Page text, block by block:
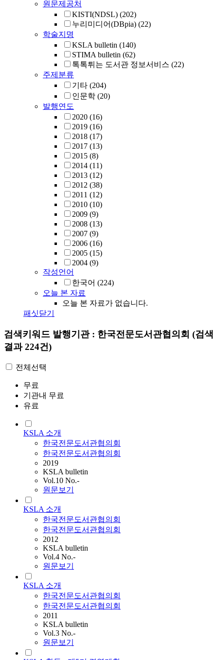
원문제공처
KISTI(NDSL) (202)
누리미디어(DBpia) (22)
학술지명
KSLA bulletin (140)
STIMA bulletin (62)
톡톡튀는 도서관 정보서비스 (22)
주제분류
기타 (204)
인문학 (20)
발행연도
2020 (16)
2019 (16)
2018 (17)
2017 (13)
2015 (8)
2014 (11)
2013 (12)
2012 (38)
2011 (12)
2010 (10)
2009 (9)
2008 (13)
2007 (9)
2006 (16)
2005 (15)
2004 (9)
작성언어
한국어 (224)
오늘 본 자료
오늘 본 자료가 없습니다.
패싯닫기
검색키워드 발행기관 : 한국전문도서관협의회 (검색
결과 224건)
전체선택
무료
기관내 무료
유료
KSLA 소개
한국전문도서관협의회
한국전문도서관협의회
2019
KSLA bulletin
Vol.10 No.-
원문보기
KSLA 소개
한국전문도서관협의회
한국전문도서관협의회
2012
KSLA bulletin
Vol.4 No.-
원문보기
KSLA 소개
한국전문도서관협의회
한국전문도서관협의회
2011
KSLA bulletin
Vol.3 No.-
원문보기